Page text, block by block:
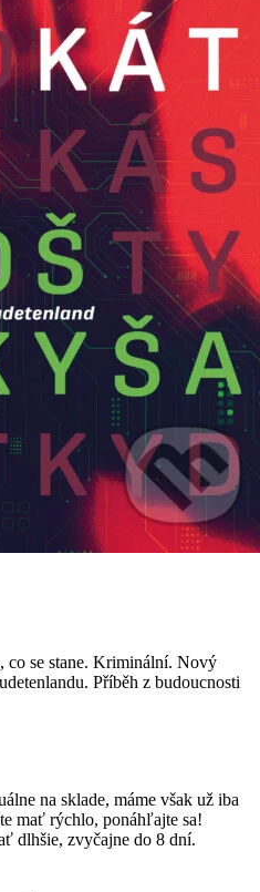
co se stane. Kriminální. Nový
Příběh z budoucnosti
na sklade, máme však už iba
mať rýchlo, ponáhľajte sa!
dlhšie, zvyčajne do 8 dní.